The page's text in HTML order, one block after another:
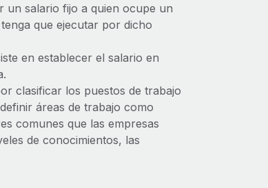
un salario fijo a quien ocupe un
que ejecutar por dicho
en establecer el salario en
clasificar los puestos de trabajo
áreas de trabajo como
comunes que las empresas
de conocimientos, las